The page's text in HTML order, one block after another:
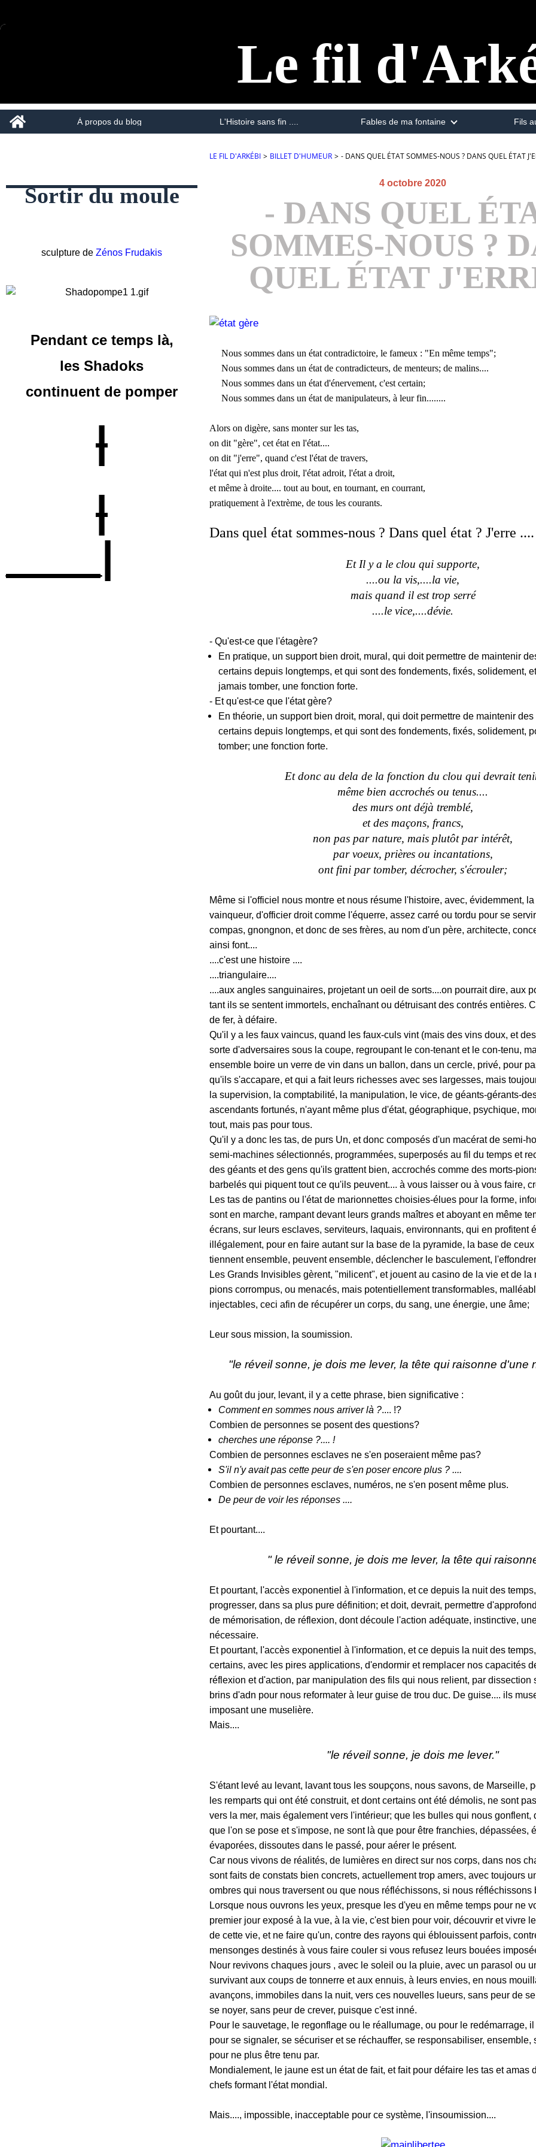
Le fil
Home
À propos du blog
L'Histoire sans fin .... Fables de ma fontaine Fils
Sortir du moule
sculpture de Zénos Frudakis
Pendant ce temps là,
les Shadoks
continuent de pomper
|
|
____|
LE FIL D'ARKÉBI > BILLET D'HUMEUR > - DANS QUEL ÉTAT SOMMES-NOUS ? DANS QUEL ÉTAT
4 octobre 2020
- DANS QUEL
SOMMES-NOUS ?
QUEL ÉTAT
Nous sommes dans un état contradictoire, le fameux : "En même temps";
Nous sommes dans un état de contradicteurs, de menteurs; de malins....
Nous sommes dans un état d'énervement, c'est certain;
Nous sommes dans un état de manipulateurs, à leur fin........
Alors on digère, sans monter sur les tas,
on dit "gère", cet état en l'état....
on dit "j'erre", quand c'est l'état de travers,
l'état qui n'est plus droit, l'état adroit, l'état a droit,
et même à droite.... tout au bout, en tournant, en courrant,
pratiquement à l'extrème, de tous les courants.
Dans quel état sommes-nous ? Dans quel état ? J'erre ....
Et Il y a le clou qui supporte,
....ou la vis,....la vie,
mais quand il est trop serré
....le vice,....dévie.
- Qu'est-ce que l'étagère?
En pratique, un support bien droit, mural, qui doit permettre de maintenir
certains depuis longtemps, et qui sont des fondements, fixés, solidement,
jamais tomber, une fonction forte.
- Et qu'est-ce que l'état gère?
En théorie, un support bien droit, moral, qui doit permettre de maintenir
certains depuis longtemps, et qui sont des fondements, fixés, solidement,
tomber; une fonction forte.
Et donc au dela de la fonction du clou qui devrait
même bien accrochés ou tenus....
des murs ont déjà tremblé,
et des maçons, francs,
non pas par nature, mais plutôt par intérêt,
par voeux, prières ou incantations,
ont fini par tomber, décrocher, s'écrouler;
Même si l'officiel nous montre et nous résume l'histoire, avec, évidemment,
vainqueur, d'officier droit comme l'équerre, assez carré ou tordu pour se
compas, gnongnon, et donc de ses frères, au nom d'un père, architecte,
ainsi font....
....c'est une histoire ....
....triangulaire....
....aux angles sanguinaires, projetant un oeil de sorts....on pourrait dire, aux
tant ils se sentent immortels, enchaînant ou détruisant des contrés entières.
de fer, à défaire.
Qu'il y a les faux vaincus, quand les faux-culs vint (mais des vins doux, et
sorte d'adversaires sous la coupe, regroupant le con-tenant et le con-tenu,
ensemble boire un verre de vin dans un ballon, dans un cercle, privé, pour
qu'ils s'accapare, et qui a fait leurs richesses avec ses largesses, mais
la supervision, la comptabilité, la manipulation, le vice, de géants-gérants-
ascendants fortunés, n'ayant même plus d'état, géographique, psychique,
tout, mais pas pour tous.
Qu'il y a donc les tas, de purs Un, et donc composés d'un macérat de semi-
semi-machines sélectionnés, programmées, superposés au fil du temps et
des géants et des gens qu'ils grattent bien, accrochés comme des morts-
barbelés qui piquent tout ce qu'ils peuvent.... à vous laisser ou à vous faire,
Les tas de pantins ou l'état de marionnettes choisies-élues pour la forme,
sont en marche, rampant devant leurs grands maîtres et aboyanten même
écrans, sur leurs esclaves, serviteurs, laquais, environnants, qui en profitent
illégalement, pour en faire autant sur la base de la pyramide, la base de
tiennent ensemble, peuvent ensemble, déclencher le basculement,
Les Grands Invisibles gèrent, "milicent", et jouent au casino de la vie et de la
pions corrompus, ou menacés, mais potentiellement transformables,
injectables, ceci afin de récupérer un corps, du sang, une énergie, une âme;
Leur sous mission, la soumission.
"le réveil sonne, je dois me lever, la tête qui raisonne d'une
Au goût du jour, levant, il y a cette phrase, bien significative :
Comment en sommes nous arriver là ?.... !?
Combien de personnes se posent des questions?
cherches une réponse ?.... !
Combien de personnes esclaves ne s'en poseraient même pas?
S'il n'y avait pas cette peur de s'en poser encore plus ? ....
Combien de personnes esclaves, numéros, ne s'en posent même plus.
De peur de voir les réponses ....
Et pourtant....
" le réveil sonne, je dois me lever, la tête qui
Et pourtant, l'accès exponentiel à l'information, et ce depuis la nuit des
progresser, dans sa plus pure définition; et doit, devrait, permettre
de mémorisation, de réflexion, dont découle l'action adéquate, instinctive,
nécessaire.
Et pourtant, l'accès exponentiel à l'information, et ce depuis la nuit des
certains, avec les pires applications, d'endormir et remplacer nos capacités
réflexion et d'action, par manipulation des fils qui nous relient, par dissection
brins d'adn pour nous reformater à leur guise de trou duc. De guise.... ils
imposant une muselière.
Mais....
"le réveil sonne, je dois me lever."
S'étant levé au levant, lavant tous les soupçons, nous savons, de Marseille,
les remparts qui ont été construit, et dont certains ont été démolis, ne sont
vers la mer, mais également vers l'intérieur; que les bulles qui nous gonflent,
que l'on se pose et s'impose, ne sont là que pour être franchies, dépassées,
évaporées, dissoutes dans le passé, pour aérer le présent.
Car nous vivons de réalités, de lumières en direct sur nos corps, dans nos
sont faits de constats bien concrets, actuellement trop amers, avec toujours
ombres qui nous traversent ou que nous réfléchissons, si nous réfléchissons
Lorsque nous ouvrons les yeux, presque les d'yeu en même temps pour ne
premier jour exposé à la vue, à la vie, c'est bien pour voir, découvrir et vivre
de cette vie, et ne faire qu'un, contre des rayons qui éblouissent parfois,
mensonges destinés à vous faire couler si vous refusez leurs bouées
Nour revivons chaques jours , avec le soleil ou la pluie, avec un parasol ou
survivant aux coups de tonnerre et aux ennuis, à leurs envies, en nous
avançons, immobiles dans la nuit, vers ces nouvelles lueurs, sans peur de
se noyer, sans peur de crever, puisque c'est inné.
Pour le sauvetage, le regonflage ou le réallumage, ou pour le redémarrage,
pour se signaler, se sécuriser et se réchauffer, se responsabiliser, ensemble,
pour ne plus être tenu par.
Mondialement, le jaune est un état de fait, et fait pour défaire les tas et amas
chefs formant l'état mondial.
Mais...., impossible, inacceptable pour ce système, l'insoumission....